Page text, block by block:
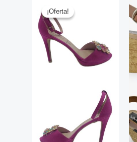
¡Oferta!
¡Oferta!precio
original